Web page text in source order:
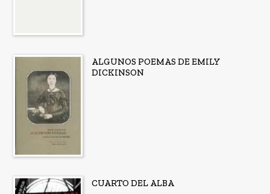
ALGUNOS POEMAS DE EMILY
DICKINSON
CUARTO DEL ALBA